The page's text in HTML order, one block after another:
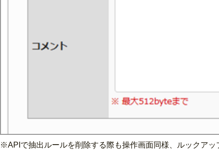
※APIで抽出ルールを削除する際も操作画面同様、ルックア